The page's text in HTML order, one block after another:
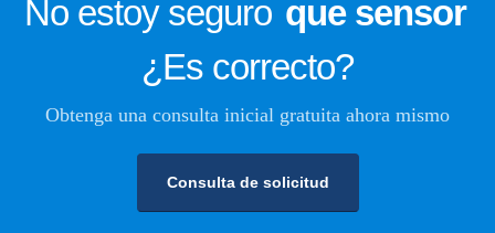
No estoy seguro que sensor
¿Es correcto?
Obtenga una consulta inicial gratuita ahora mismo
Consulta de solicitud
Winsen. © 2026. Todos los derechos reservados